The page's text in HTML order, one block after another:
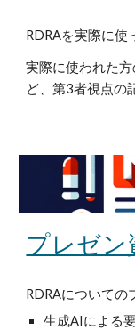
RDRAを実際に使
実際に使われた
ど、第3者視点の
プレゼン
RDRAについての
生成AIによる